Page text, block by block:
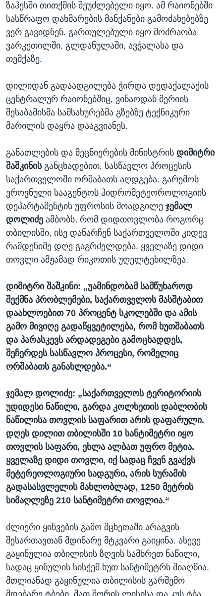
ზაჰესში თითქმის შეუძლებელი იყო. ამ რაიონებში
სასწრაფო დახმარების მანქანები გამოძახებებზე
ვერ გავიდნენ. გართულებული იყო მოძრაობა
ვარკეთილში, გლდანულაში, ავჭალასა და
თემქაზე.
დილიდან გადაადგილება ჭირდა დედაქალაქის
ცენტრალურ რაიონებშიც, ვინაოდან მერიის
შესაბამისმა სამსახურებმა გზებზე ტექნიკური
მარილის დაყრა დააგვიანეს.
განათლების და მეცნიერების მინისტრის დიმიტრი
შაშკინისგანცხადებით, სასწავლო პროცესის
საქართველოში ორშაბათს აღდგება. გარემოს
ეროვნული სააგენტოს ჰიდრომეტეოროლოგიის
დეპარტამენტის უფროსის მოადგილე ჯემალ
დოლიძე ამბობს, რომ დიდთოვლობა როგორც
თბილისში, ისე დანარჩენ საქართველოში კიდევ
რამდენიმე დღე გაგრძელდება. ყველაზე დიდი
თოვლი ამჟამად რიკოთის უღელტეხილზეა.
დიმიტრი შაშკინი: „უამინდობამ სამწუხაროდ
შექმნა პრობლემები, საქართველოს მასშტაბით
დაახლოებით 70 პროცენტ სკოლებში და ამის
გამო მივიღე გადაწყვეტილება, რომ ხუთშაბათს
და პარასკევს არდადეგები გამოცხადდეს,
შეჩერდეს სასწავლო პროცესი, რომელიც
ორშაბათს განახლდება.“
ჯემალ დოლიძე: „საქართველოს ტერიტორიის
უდიდესი ნაწილი, გარდა კოლხეთის დაბლობის
ნაწილისა თოვლის საფარით არის დაფარული.
დღეს დილით თბილისში 10 სანტიმეტრი იყო
თოვლის საფარი, ეხლა ალბათ უფრო მეტია.
ყველაზე დიდი თოვლი, იქ სადაც ჩვენ გვაქვს
მეტერეოლოგიური სადგური, არის სურამის
გადასასვლელის მახლობლად, 1250 მეტრის
სიმაღლეზე 210 სანტიმეტრი თოვლია.“
ძლიერი ყინვების გამო მცხეთაში არაგვის
შესართავთან მდინარე მტკვარი გაიყინა. ასევე
გაყინულია თბილისის ზღვის სამხრეთ ნაწილი,
სადაც ყინულის სისქემ ხუთ სანტიმეტრს მიაღწია.
მთლიანად გაყინულია თბილისის გარშემო